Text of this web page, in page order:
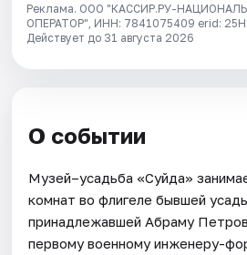
Реклама. ООО "КАССИР.РУ-
ОПЕРАТОР", ИНН: 7841075409 erid:
Действует до 31 августа 2026
О событии
Музей–усадьба «Суйда»
комнат во флигеле бывшей
принадлежавшей Абраму
первому военному инженеру-